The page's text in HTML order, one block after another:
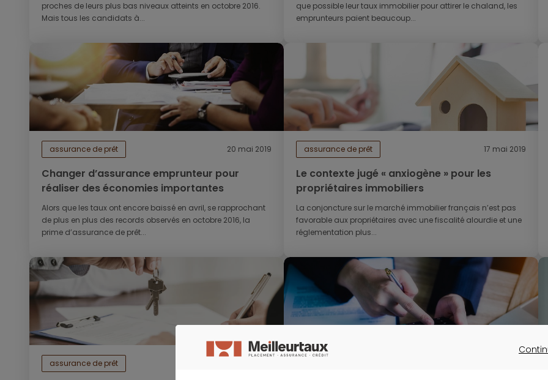
proches de leurs plus bas niveaux atteints en octobre 2016.
Mais tous les candidats à...
que possible leur taux immobilier pour attirer le chaland, les
emprunteurs paient beaucoup...
assurance de prêt 20 mai 2019
Changer d’assurance emprunteur pour
réaliser des économies importantes
Alors que les taux ont encore baissé en avril, se rapprochant
de plus en plus des records observés en octobre 2016, la
prime d’assurance de prêt...
assurance de prêt 17 mai 2019
Le contexte jugé « anxiogène » pour les
propriétaires immobiliers
La conjoncture sur le marché immobilier français n’est pas
favorable aux propriétaires avec une fiscalité alourdie et une
réglementation plus...
assurance de prêt